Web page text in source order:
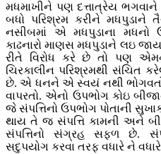
મધમાખીને પણ દત્તાત્રેય
બધો પરિશ્રમ કરીને
નસીબમાં એ મધપુડાના મધનો
કાઢનારો માણસ મધપુડાને લઇ
રીતે વિરોધ કરે છે તો પણ
ચિરકાલીન પરિશ્રમથી સંચિત
છે. એ ધનને એ સ્વયં નથી
વાપરતો. એનો ઉપભોગ કોઇ
જે સંપત્તિનો ઉપભોગ પોતાની
થાય તે જ સંપત્તિ કામની અને
સંપત્તિનો સંગ્રહ સફળ છે.
સદુપયોગ કરવા તરફ વધારે ને